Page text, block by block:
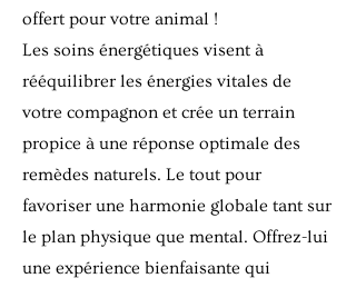
offert pour votre animal !
Les soins énergétiques visent à
rééquilibrer les énergies vitales de
votre compagnon et crée un terrain
propice à une réponse optimale des
remèdes naturels. Le tout pour
favoriser une harmonie globale tant sur
le plan physique que mental. Offrez-lui
une expérience bienfaisante qui